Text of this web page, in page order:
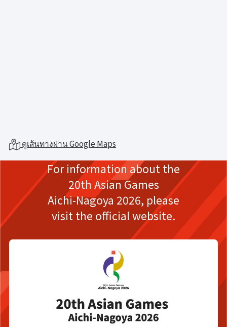
ดูเส้นทางผ่าน Google Maps
For information about the
20th Asian Games
Aichi-Nagoya 2026, please
visit the official website.